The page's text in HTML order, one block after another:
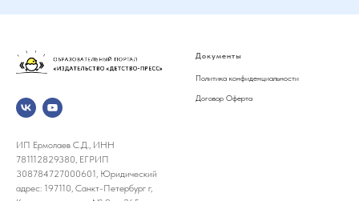
ИП Ермолаев С.Д., ИНН
781112829380, ЕГРИП
308784727000601, Юридический
адрес: 197110, Санкт-Петербург г,
Документы
Политика конфиденциальности
Договор Оферта